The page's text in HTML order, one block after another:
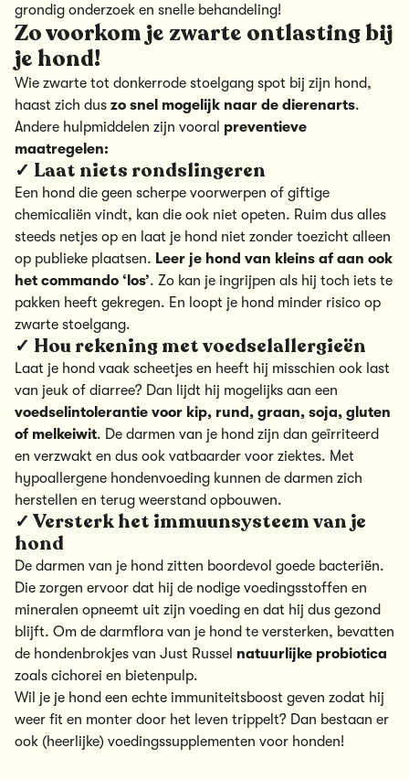
grondig onderzoek en snelle behandeling!
Zo voorkom je zwarte ontlasting bij
je hond!
Wie zwarte tot donkerrode stoelgang spot bij zijn hond,
haast zich dus zo snel mogelijk naar de dierenarts.
Andere hulpmiddelen zijn vooral preventieve
maatregelen:
✓ Laat niets rondslingeren
Een hond die geen scherpe voorwerpen of giftige
chemicaliën vindt, kan die ook niet opeten. Ruim dus alles
steeds netjes op en laat je hond niet zonder toezicht alleen
op publieke plaatsen. Leer je hond van kleins af aan ook
het commando ‘los’. Zo kan je ingrijpen als hij toch iets te
pakken heeft gekregen. En loopt je hond minder risico op
zwarte stoelgang.
✓ Hou rekening met voedselallergieën
Laat je hond vaak scheetjes en heeft hij misschien ook last
van jeuk of diarree? Dan lijdt hij mogelijks aan een
voedselintolerantie voor kip, rund, graan, soja, gluten
of melkeiwit. De darmen van je hond zijn dan geïrriteerd
en verzwakt en dus ook vatbaarder voor ziektes. Met
hypoallergene hondenvoeding kunnen de darmen zich
herstellen en terug weerstand opbouwen.
✓ Versterk het immuunsysteem van je
hond
De darmen van je hond zitten boordevol goede bacteriën.
Die zorgen ervoor dat hij de nodige voedingsstoffen en
mineralen opneemt uit zijn voeding en dat hij dus gezond
blijft. Om de darmflora van je hond te versterken, bevatten
de hondenbrokjes van Just Russel natuurlijke probiotica
zoals cichorei en bietenpulp.
Wil je je hond een echte immuniteitsboost geven zodat hij
weer fit en monter door het leven trippelt? Dan bestaan er
ook (heerlijke) voedingssupplementen voor honden!